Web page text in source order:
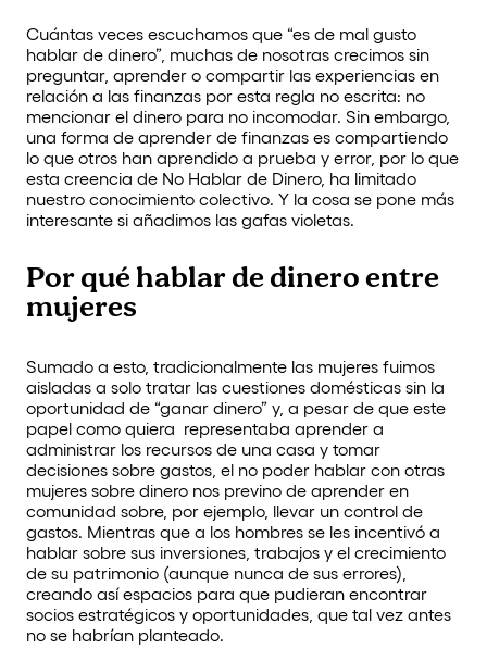
Cuántas veces escuchamos que “es de mal gusto
hablar de dinero”, muchas de nosotras crecimos sin
preguntar, aprender o compartir las experiencias en
relación a las finanzas por esta regla no escrita: no
mencionar el dinero para no incomodar. Sin embargo,
una forma de aprender de finanzas es compartiendo
lo que otros han aprendido a prueba y error, por lo que
esta creencia de No Hablar de Dinero, ha limitado
nuestro conocimiento colectivo. Y la cosa se pone más
interesante si añadimos las gafas violetas.
Por qué hablar de dinero entre
mujeres
Sumado a esto, tradicionalmente las mujeres fuimos
aisladas a solo tratar las cuestiones domésticas sin la
oportunidad de “ganar dinero” y, a pesar de que este
papel como quiera representaba aprender a
administrar los recursos de una casa y tomar
decisiones sobre gastos, el no poder hablar con otras
mujeres sobre dinero nos previno de aprender en
comunidad sobre, por ejemplo, llevar un control de
gastos. Mientras que a los hombres se les incentivó a
hablar sobre sus inversiones, trabajos y el crecimiento
de su patrimonio (aunque nunca de sus errores),
creando así espacios para que pudieran encontrar
socios estratégicos y oportunidades, que tal vez antes
no se habrían planteado.